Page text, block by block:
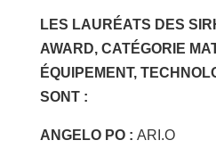
LES LAURÉATS DES
AWARD, CATÉGORIE
ÉQUIPEMENT,
SONT :
ANGELO PO : ARI.O